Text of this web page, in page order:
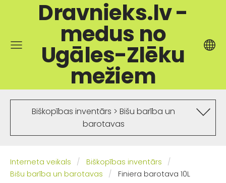
Dravnieks.lv -
medus no
Ugāles-Zlēku
mežiem
Biškopības inventārs > Bišu barība un
barotavas
Interneta veikals
Biškopības inventārs
Bišu barība un barotavas
Finiera barotava 10L